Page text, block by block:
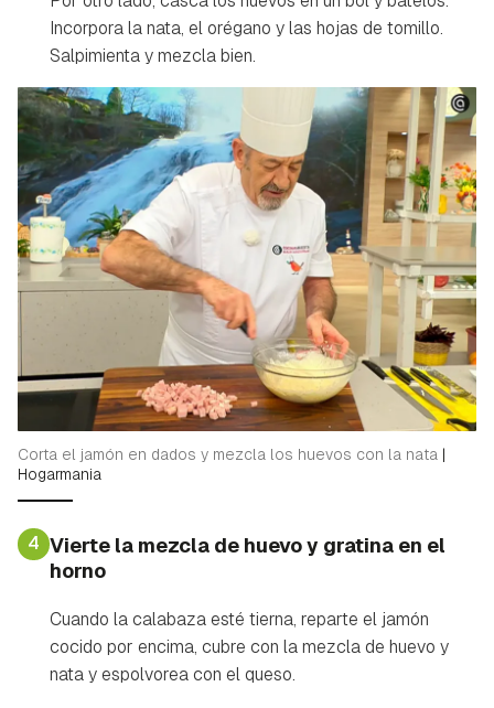
Para poder guardar como favorito, primero has de
INICIAR SESIÓN CANCELAR
Incorpora la nata, el orégano y las hojas de tomillo.
Salpimienta y mezcla bien.
Corta el jamón en dados y mezcla los huevos con la nata |
Hogarmania
4 Vierte la mezcla de huevo y gratina en el
horno
Cuando la calabaza esté tierna, reparte el jamón
cocido por encima, cubre con la mezcla de huevo y
nata y espolvorea con el queso.
Contenido enviado
Gracias por suscribirte a nuestro boletín.
ACEPTAR